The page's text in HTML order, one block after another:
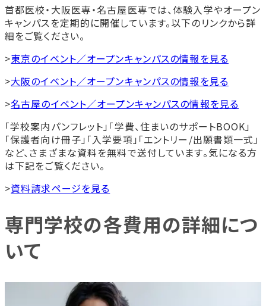
首都医校・大阪医専・名古屋医専では、体験入学やオープン
キャンパスを定期的に開催しています。以下のリンクから詳
細をご覧ください。
>東京のイベント／オープンキャンパスの情報を見る
>大阪のイベント／オープンキャンパスの情報を見る
>名古屋のイベント／オープンキャンパスの情報を見る
「学校案内パンフレット」「学費、住まいのサポートBOOK」
「保護者向け冊子」「入学要項」「エントリー/出願書類一式」
など、さまざまな資料を無料で送付しています。気になる方
は下記をご覧ください。
>資料請求ページを見る
専門学校の各費用の詳細につ
いて